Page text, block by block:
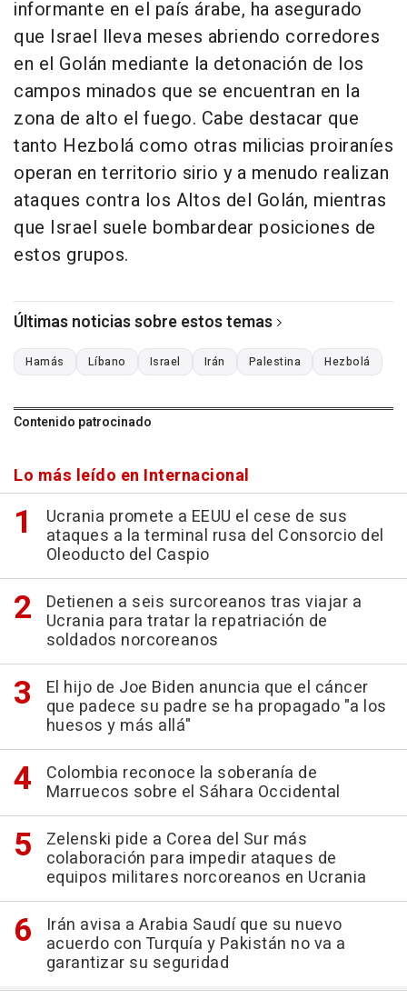
informante en el país árabe, ha asegurado
que Israel lleva meses abriendo corredores
en el Golán mediante la detonación de los
campos minados que se encuentran en la
zona de alto el fuego. Cabe destacar que
tanto Hezbolá como otras milicias proiraníes
operan en territorio sirio y a menudo realizan
ataques contra los Altos del Golán, mientras
que Israel suele bombardear posiciones de
estos grupos.
Últimas noticias sobre estos temas
Hamás Líbano Israel Irán Palestina Hezbolá
Contenido patrocinado
Lo más leído en Internacional
Ucrania promete a EEUU el cese de sus
ataques a la terminal rusa del Consorcio del
Oleoducto del Caspio
Detienen a seis surcoreanos tras viajar a
Ucrania para tratar la repatriación de
soldados norcoreanos
El hijo de Joe Biden anuncia que el cáncer
que padece su padre se ha propagado "a los
huesos y más allá"
Colombia reconoce la soberanía de
Marruecos sobre el Sáhara Occidental
Zelenski pide a Corea del Sur más
colaboración para impedir ataques de
equipos militares norcoreanos en Ucrania
Irán avisa a Arabia Saudí que su nuevo
acuerdo con Turquía y Pakistán no va a
garantizar su seguridad